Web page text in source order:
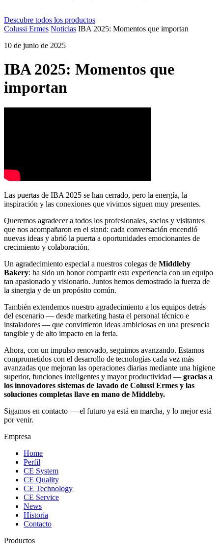
Descubre todos los productos
Colussi Ermes Noticias IBA 2025: Momentos que importan
10 de junio de 2025
IBA 2025: Momentos que
importan
Las puertas de IBA 2025 se han cerrado, pero la energía, la
inspiración y las conexiones que vivimos siguen muy presentes.
Queremos agradecer a todos los profesionales, socios y visitantes
que nos acompañaron en el stand: cada conversación encendió
nuevas ideas y abrió la puerta a oportunidades emocionantes de
crecimiento y colaboración.
Un agradecimiento especial a nuestros colegas de Middleby
Bakery: ha sido un honor compartir esta experiencia con un equipo
tan apasionado y visionario. Juntos hemos demostrado la fuerza de
la sinergia y de un propósito común.
También extendemos nuestro agradecimiento a los equipos detrás
del escenario — desde marketing hasta el personal técnico e
instaladores — que convirtieron ideas ambiciosas en una presencia
tangible y de alto impacto en la feria.
Ahora, con un impulso renovado, seguimos avanzando. Estamos
comprometidos con el desarrollo de tecnologías cada vez más
avanzadas que mejoran las operaciones diarias mediante una higiene
superior, funciones inteligentes y mayor productividad — gracias a
los innovadores sistemas de lavado de Colussi Ermes y las
soluciones completas llave en mano de Middleby.
Sigamos en contacto — el futuro ya está en marcha, y lo mejor está
por venir.
Empresa
Home
Perfil
CE System
CE Quality
CE Technology
CE Service
News
Historia
Contacto
Productos